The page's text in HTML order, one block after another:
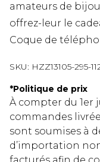
amateurs de
offrez-leur le
Coque de
SKU: HZZ13105-295-
*Politique de prix
À compter du 1er
commandes
sont soumises à
d’importation